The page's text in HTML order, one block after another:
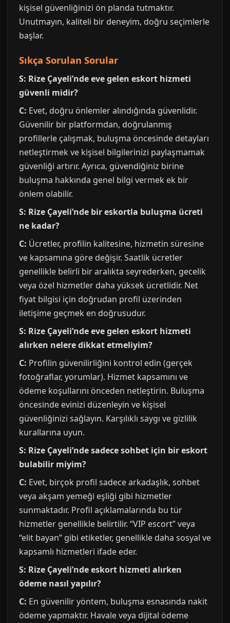
kişisel güvenliğinizi ön planda tutmaktır.
Unutmayın, kaliteli bir deneyim, doğru seçimlerle
başlar.
Sıkça Sorulan Sorular
S: Rize Çayeli’nde eve gelen eskort hizmeti
güvenli midir?
C: Evet, doğru önlemler alındığında güvenlidir.
Güvenilir bir platformdan, doğrulanmış
profillerle çalışmak, buluşma öncesinde detayları
netleştirmek ve kişisel bilgilerinizi paylaşmamak
güvenliği artırır. Ayrıca, güvendiğiniz birine
buluşma hakkında genel bilgi vermek ek bir
önlem olabilir.
S: Rize Çayeli’nde bir eskortla buluşma ücreti
ne kadar?
C: Ücretler, profilin kalitesine, hizmetin süresine
ve kapsamına göre değişir. Saatlik ücretler
genellikle belirli bir aralıkta seyrederken, gecelik
veya özel hizmetler daha yüksek ücretlidir. Net
fiyat bilgisi için doğrudan profil üzerinden
iletişime geçmek en doğrusudur.
S: Rize Çayeli’nde eve gelen eskort hizmeti
alırken nelere dikkat etmeliyim?
C: Profilin güvenilirliğini kontrol edin (gerçek
fotoğraflar, yorumlar). Hizmet kapsamını ve
ödeme koşullarını önceden netleştirin. Buluşma
öncesinde evinizi düzenleyin ve kişisel
güvenliğinizi sağlayın. Karşılıklı saygı ve gizlilik
kurallarına uyun.
S: Rize Çayeli’nde sadece sohbet için bir eskort
bulabilir miyim?
C: Evet, birçok profil sadece arkadaşlık, sohbet
veya akşam yemeği eşliği gibi hizmetler
sunmaktadır. Profil açıklamalarında bu tür
hizmetler genellikle belirtilir. “VIP escort” veya
“elit bayan” gibi etiketler, genellikle daha sosyal ve
kapsamlı hizmetleri ifade eder.
S: Rize Çayeli’nde eskort hizmeti alırken
ödeme nasıl yapılır?
C: En güvenilir yöntem, buluşma esnasında nakit
ödeme yapmaktır. Havale veya dijital ödeme